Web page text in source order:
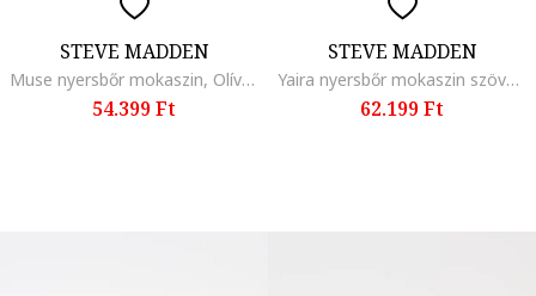
STEVE MADDEN
Muse nyersbőr mokaszin, Olívazöld
54.399 Ft
STEVE MADDEN
Yaira nyersbőr mokaszin szövött elemekkel és bojtokkal, Zsályazöld
62.199 Ft